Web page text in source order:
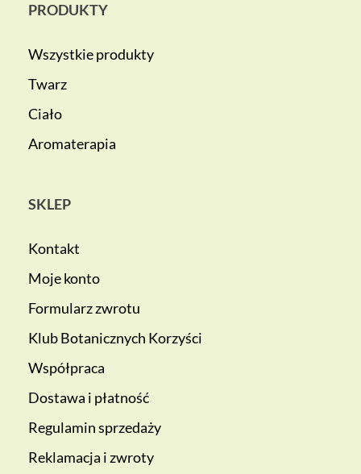
PRODUKTY
Wszystkie produkty
Twarz
Ciało
Aromaterapia
SKLEP
Kontakt
Moje konto
Formularz zwrotu
Klub Botanicznych Korzyści
Współpraca
Dostawa i płatność
Regulamin sprzedaży
Reklamacja i zwroty